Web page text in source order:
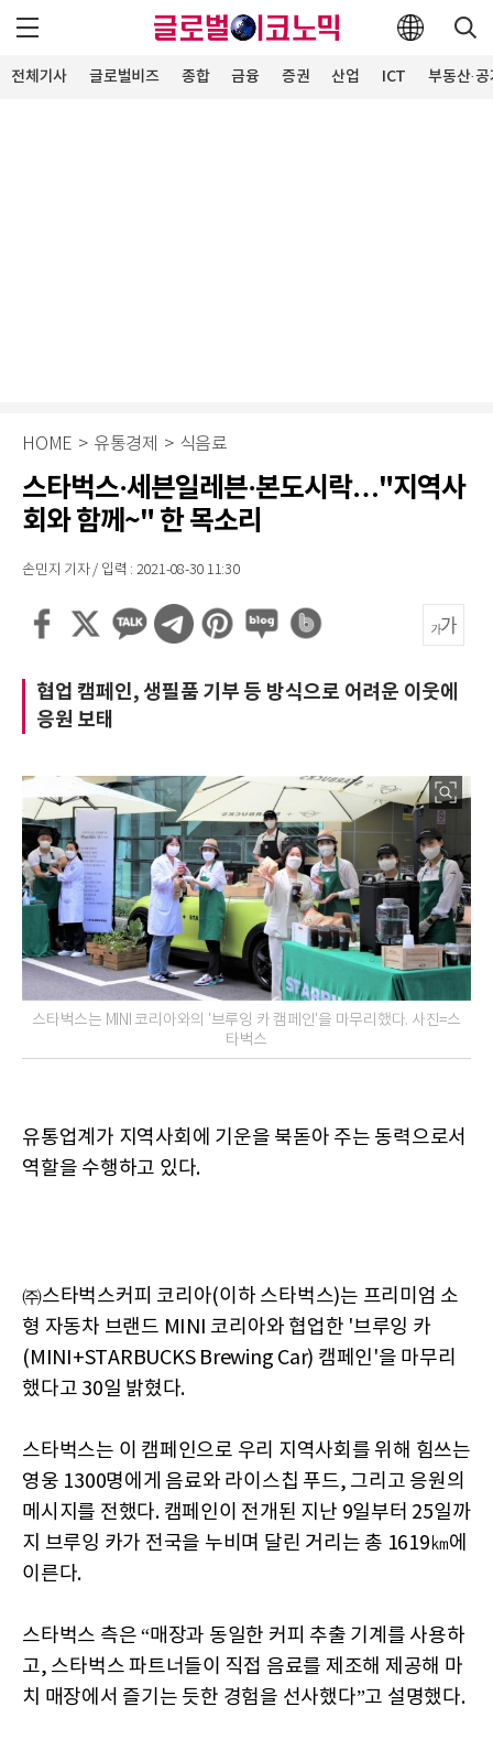
전체기사 글로벌비즈 종합 금융 증권 산업 ICT 부동산·
HOME > 유통경제 > 식음료
스타벅스·세븐일레븐·본도시락…"지역사
회와 함께~" 한 목소리
손민지 기자 / 입력 : 2021-08-30 11:30
협업 캠페인, 생필품 기부 등 방식으로 어려운 이웃에
응원 보태
스타벅스는 MINI 코리아와의 '브루잉 카 캠페인'을 마무리했다. 사진=스
타벅스
유통업계가 지역사회에 기운을 북돋아 주는 동력으로서
역할을 수행하고 있다.
㈜스타벅스커피 코리아(이하 스타벅스)는 프리미엄 소
형 자동차 브랜드 MINI 코리아와 협업한 '브루잉 카
(MINI+STARBUCKS Brewing Car) 캠페인'을 마무리
했다고 30일 밝혔다.
스타벅스는 이 캠페인으로 우리 지역사회를 위해 힘쓰는
영웅 1300명에게 음료와 라이스칩 푸드, 그리고 응원의
메시지를 전했다. 캠페인이 전개된 지난 9일부터 25일까
지 브루잉 카가 전국을 누비며 달린 거리는 총 1619㎞에
이른다.
스타벅스 측은 “매장과 동일한 커피 추출 기계를 사용하
고, 스타벅스 파트너들이 직접 음료를 제조해 제공해 마
치 매장에서 즐기는 듯한 경험을 선사했다”고 설명했다.